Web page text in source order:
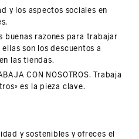
y los aspectos sociales en
buenas razones para trabajar
son los descuentos a
las tiendas.
CON NOSOTROS. Trabaja
es la pieza clave.
y sostenibles y ofreces el